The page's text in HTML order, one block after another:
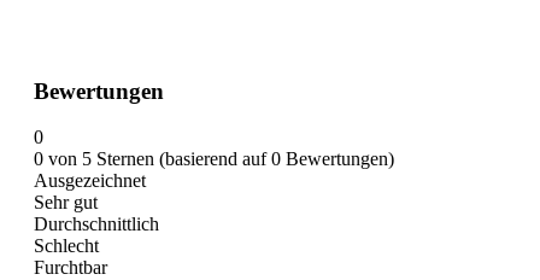
Bewertungen
0
0 von 5 Sternen (basierend auf 0 Bewertungen)
Ausgezeichnet
Sehr gut
Durchschnittlich
Schlecht
Furchtbar